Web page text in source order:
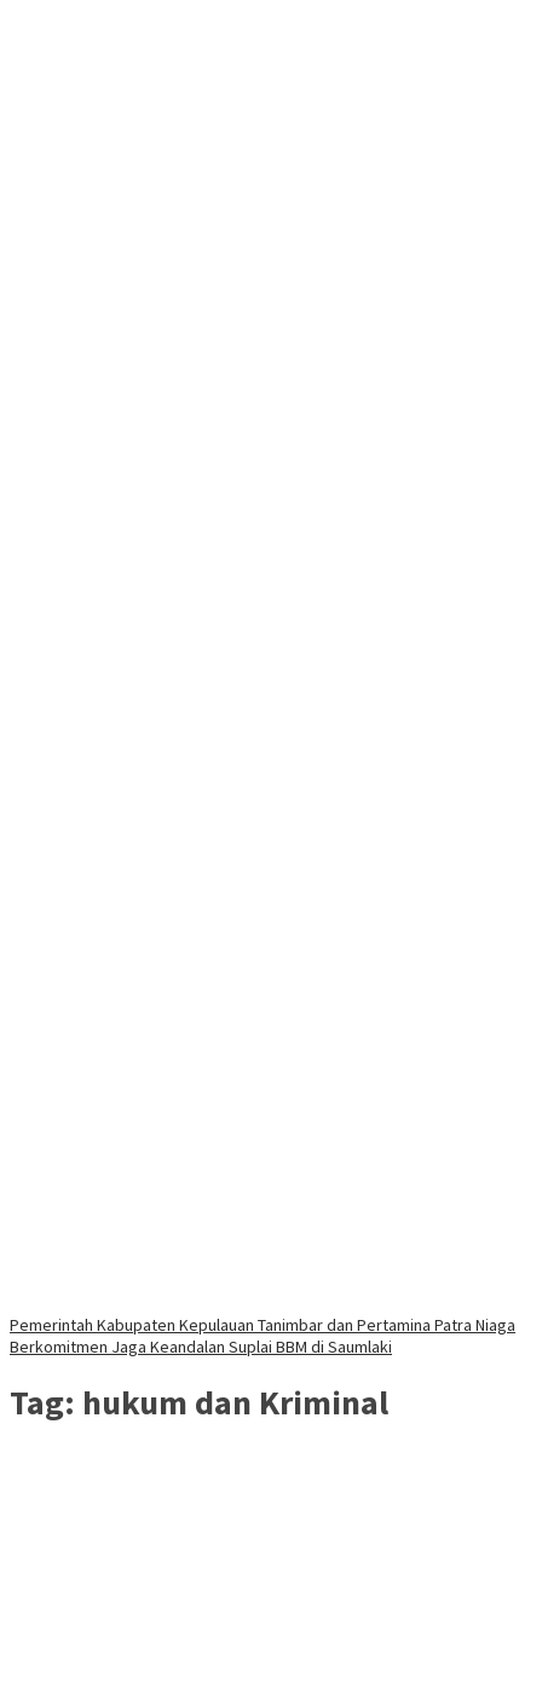
Pemerintah Kabupaten Kepulauan Tanimbar dan Pertamina Patra Niaga
Berkomitmen Jaga Keandalan Suplai BBM di Saumlaki
Tag: hukum dan Kriminal